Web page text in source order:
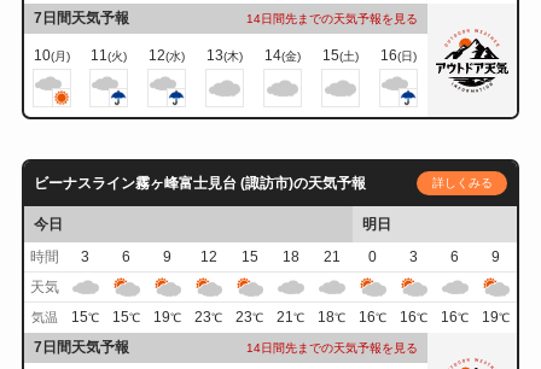
7日間天気予報 14日間先までの天気予報を見る
10(月) 11(火) 12(水) 13(木) 14(金) 15(土) 16(日)
ビーナスライン霧ヶ峰富士見台 (諏訪市)の天気予報 詳しくみる
今日
明日
時間
3 6 9 12 15 18 21 0 3 6
9
天気
気温 15℃ 15℃ 19℃ 23℃ 23℃ 21℃ 18℃ 16℃ 16℃ 16℃ 19℃
7日間天気予報 14日間先までの天気予報を見る